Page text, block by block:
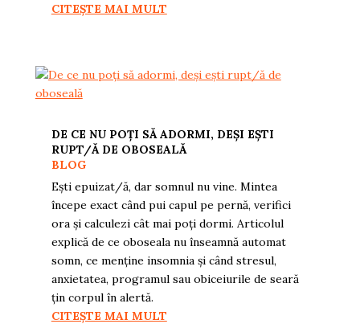
CITEȘTE MAI MULT
DE CE NU POȚI SĂ ADORMI, DEȘI EȘTI
RUPT/Ă DE OBOSEALĂ
BLOG
Ești epuizat/ă, dar somnul nu vine. Mintea
începe exact când pui capul pe pernă, verifici
ora și calculezi cât mai poți dormi. Articolul
explică de ce oboseala nu înseamnă automat
somn, ce menține insomnia și când stresul,
anxietatea, programul sau obiceiurile de seară
țin corpul în alertă.
CITEȘTE MAI MULT